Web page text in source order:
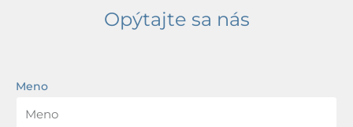
Opýtajte sa nás
Meno